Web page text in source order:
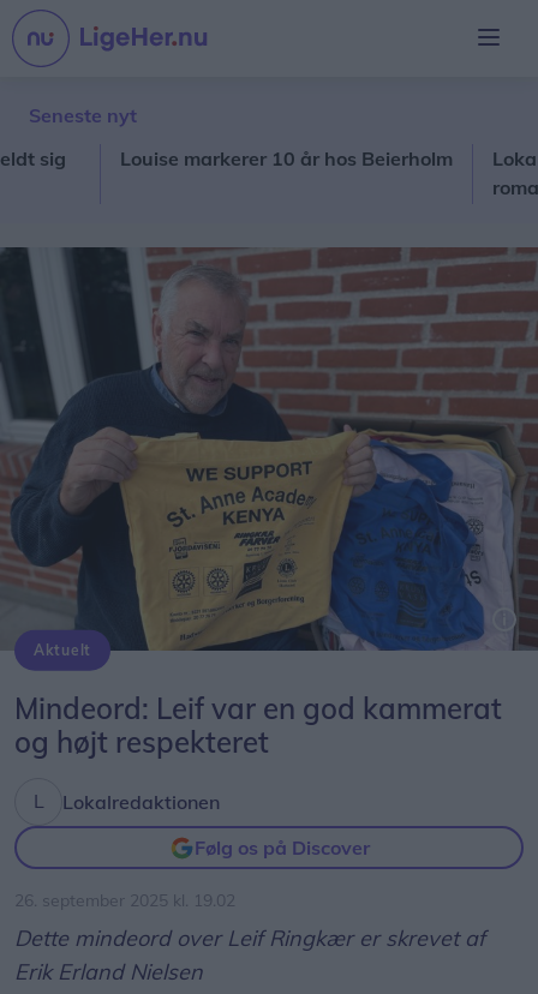
Seneste nyt
Louise markerer 10 år hos Beierholm
Lokal
roman
Aktuelt
Mindeord: Leif var en god kammerat
og højt respekteret
Lokalredaktionen
Følg os på Discover
26. september 2025 kl. 19.02
Dette mindeord over Leif Ringkær er skrevet af
Erik Erland Nielsen